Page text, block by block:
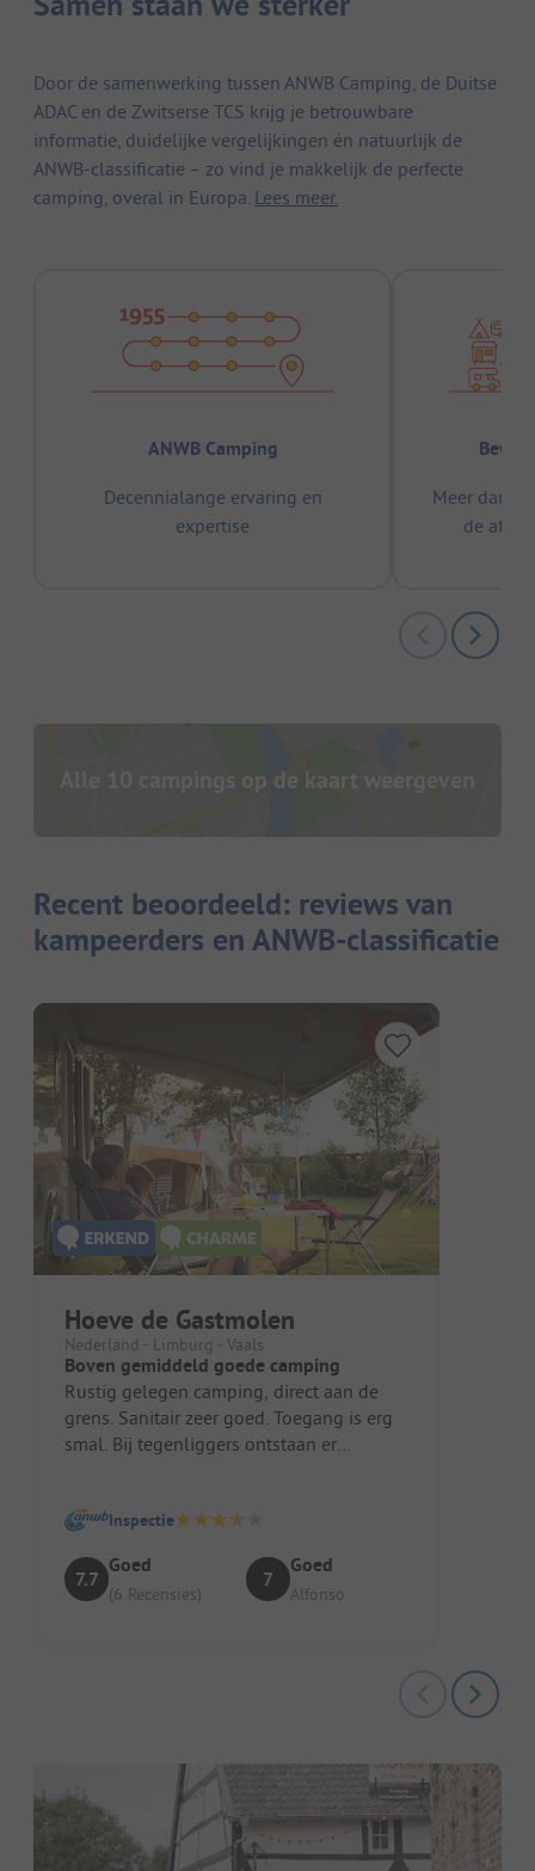
Door de samenwerking tussen ANWB Camping, de Duitse
ADAC en de Zwitserse TCS krijg je betrouwbare
informatie, duidelijke vergelijkingen én natuurlijk de
ANWB-classificatie – zo vind je makkelijk de perfecte
camping, overal in Europa. Lees meer.
ANWB Camping
Decennialange ervaring en
expertise
Meer dan
de
Alle 10 campings op de kaart weergeven
Recent beoordeeld: reviews van
kampeerders en ANWB-classificatie
Hoeve de Gastmolen
Nederland - Limburg - Vaals
Boven gemiddeld goede camping
Rustig gelegen camping, direct aan de
grens. Sanitair zeer goed. Toegang is erg
smal. Bij tegenliggers ontstaan er
Inspectie
7.7
Goed
(6 Recensies)
7
Goed
Alfonso